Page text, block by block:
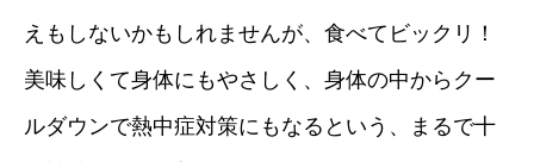
えもしないかもしれませんが、食べてビックリ！
美味しくて身体にもやさしく、身体の中からクー
ルダウンで熱中症対策にもなるという、まるで十